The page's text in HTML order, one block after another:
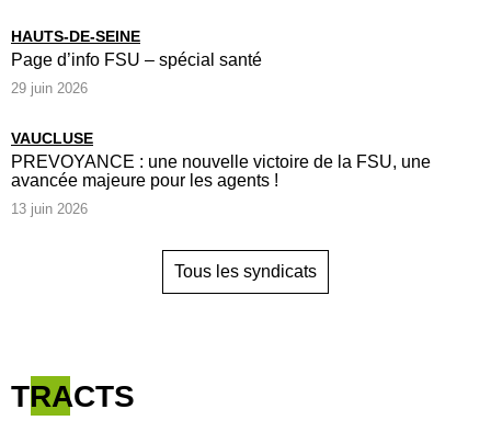
HAUTS-DE-SEINE
Page d’info FSU – spécial santé
29 juin 2026
VAUCLUSE
PREVOYANCE : une nouvelle victoire de la FSU, une
avancée majeure pour les agents !
13 juin 2026
Tous les syndicats
TRACTS